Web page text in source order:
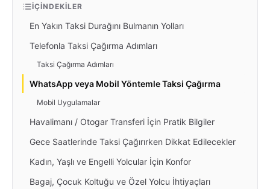
İÇINDEKILER
En Yakın Taksi Durağını Bulmanın Yolları
Telefonla Taksi Çağırma Adımları
Taksi Çağırma Adımları
WhatsApp veya Mobil Yöntemle Taksi Çağırma
Mobil Uygulamalar
Havalimanı / Otogar Transferi İçin Pratik Bilgiler
Gece Saatlerinde Taksi Çağırırken Dikkat Edilecekler
Kadın, Yaşlı ve Engelli Yolcular İçin Konfor
Bagaj, Çocuk Koltuğu ve Özel Yolcu İhtiyaçları